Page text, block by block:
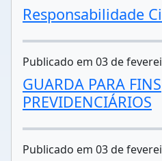
Responsabilidade
Publicado em 03 de
GUARDA PARA FINS
PREVIDENCIÁRIOS
Publicado em 03 de